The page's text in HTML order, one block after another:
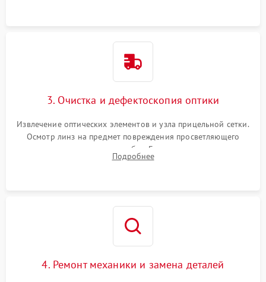
3. Очистка и дефектоскопия оптики
Извлечение оптических элементов и узла прицельной сетки.
Осмотр линз на предмет повреждения просветляющего
покрытия или появления грибка. Бережная очистка стекол
спецрастворами. Проверка целостности гравированной
Подробнее
4. Ремонт механики и замена деталей